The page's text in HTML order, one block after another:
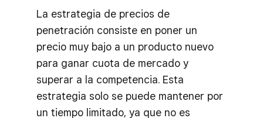
La estrategia de precios de
penetración consiste en poner un
precio muy bajo a un producto nuevo
para ganar cuota de mercado y
superar a la competencia. Esta
estrategia solo se puede mantener por
un tiempo limitado, ya que no es